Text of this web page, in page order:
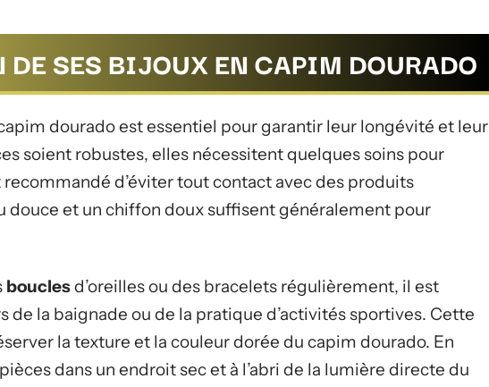
DE SES BIJOUX EN CAPIM DOURADO
dourado est essentiel pour garantir leur longévité et leur
soient robustes, elles nécessitent quelques soins pour
d’éviter tout contact avec des produits
douce et un chiffon doux suffisent généralement pour
bouclesd’oreilles ou des bracelets régulièrement, il est
de la baignade ou de la pratique d’activités sportives. Cette
la texture et la couleur dorée du capim dourado. En
dans un endroit sec et à l’abri de la lumière directe du